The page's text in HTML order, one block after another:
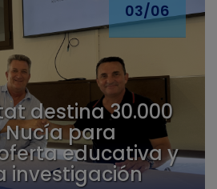
destina 30.000
Nucía para
educativa y
investigación
03/06